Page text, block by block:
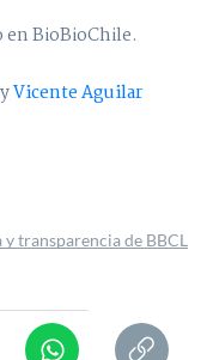
BioBioChile.
yVicente Aguilar
y transparencia de BBCL